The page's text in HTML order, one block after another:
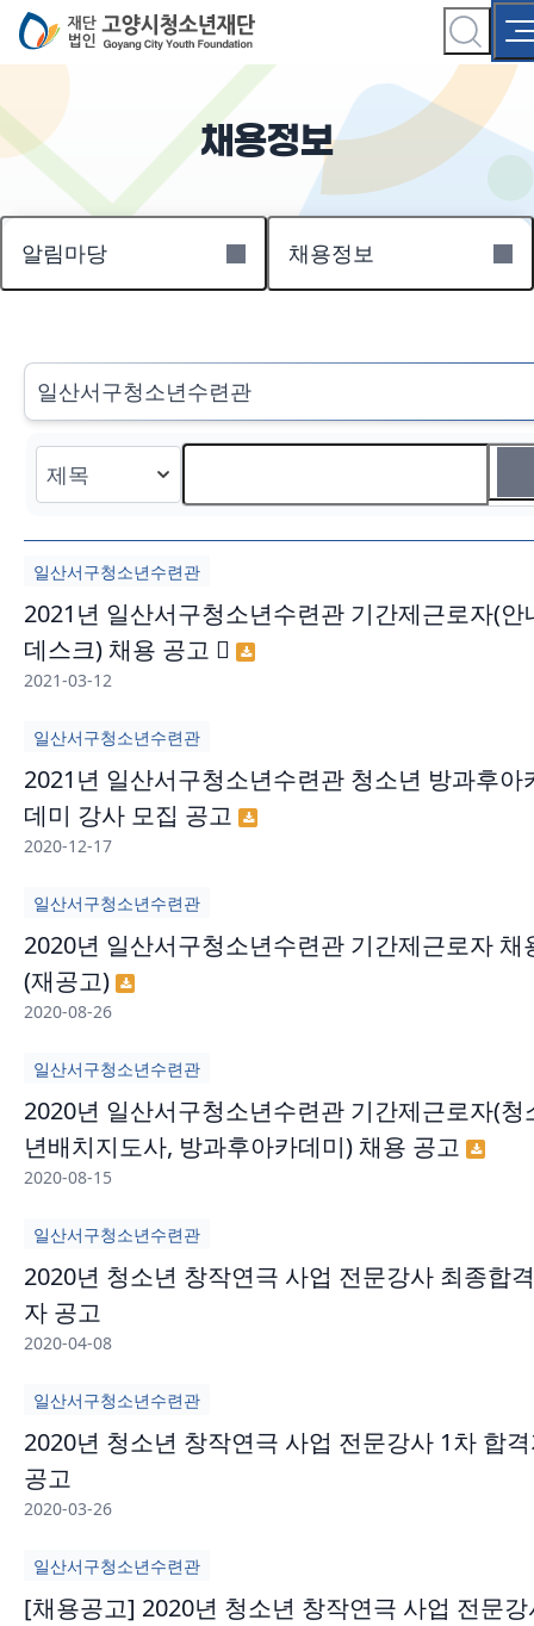
채용정보
알림마당 채용정보
일산서구청소년수련관
일산서구청소년수련관
2021년 일산서구청소년수련관 기간제근로자(안
데스크) 채용 공고 
2021-03-12
일산서구청소년수련관
2021년 일산서구청소년수련관 청소년 방과후아
데미 강사 모집 공고
2020-12-17
일산서구청소년수련관
2020년 일산서구청소년수련관 기간제근로자 채
(재공고)
2020-08-26
일산서구청소년수련관
2020년 일산서구청소년수련관 기간제근로자(청
년배치지도사, 방과후아카데미) 채용 공고
2020-08-15
일산서구청소년수련관
2020년 청소년 창작연극 사업 전문강사 최종합격
자 공고
2020-04-08
일산서구청소년수련관
2020년 청소년 창작연극 사업 전문강사 1차 합
공고
2020-03-26
일산서구청소년수련관
[채용공고] 2020년 청소년 창작연극 사업 전문강